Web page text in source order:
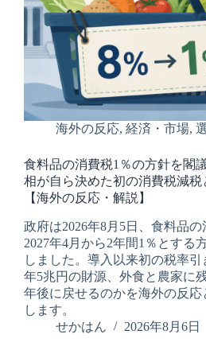
海外の反応, 経済・市場,
食料品の消費税1％の方針を
相が自ら決めた初の消費税減税
【海外の反応・解説】
政府は2026年8月5日、食料品
2027年4月から2年間1％とする
しました。導入以来初の税率引
年5兆円の財源、外食と農家に
年後に戻せるのかを海外の反応
します。
せかはん
2026年8月6日